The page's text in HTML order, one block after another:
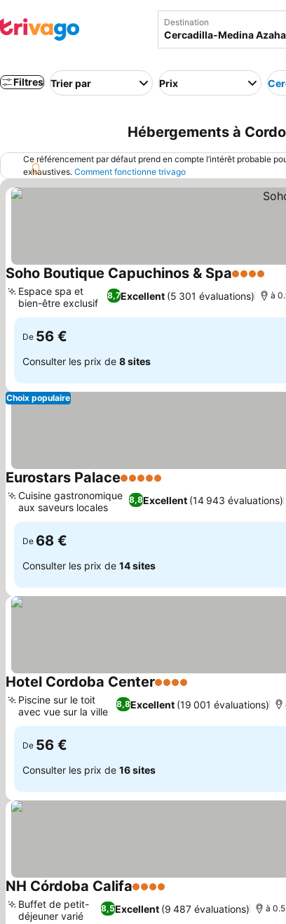
Destination
Filtres Trier par Prix
Hébergements à
Ce référencement par défaut prend en compte l’intérêt probable
exhaustives. Comment fonctionne trivago
Soho Boutique Capuchinos & Spa4 Étoiles
8,7Excellent (5 301 évaluations)
Espace spa et
bien-être exclusif
à
De 56 €
Consulter les prix de 8 sites
Choix populaire
Eurostars Palace5 Étoiles
8,8Excellent (14 943 évaluations)
Cuisine gastronomique
aux saveurs locales
De 68 €
Consulter les prix de 14 sites
Hotel Cordoba Center4 Étoiles
8,8Excellent (19 001 évaluations)
Piscine sur le toit
avec vue sur la ville
De 56 €
Consulter les prix de 16 sites
NH Córdoba Califa4 Étoiles
8,5Excellent (9 487 évaluations)
Buffet de petit-
déjeuner varié
à